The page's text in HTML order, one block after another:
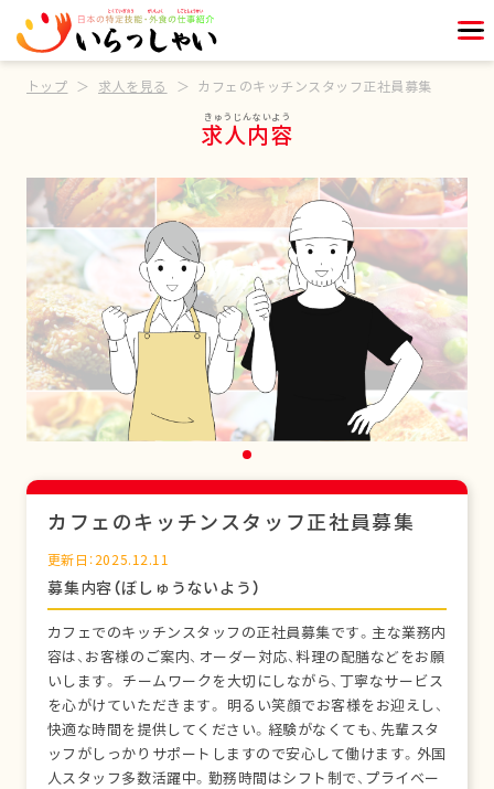
トップ 求人を見る カフェのキッチンスタッフ正社員募集
求人内容
カフェのキッチンスタッフ正社員募集
更新日：2025.12.11
募集内容（ぼしゅうないよう）
カフェでのキッチンスタッフの正社員募集です。主な業務内
容は、お客様のご案内、オーダー対応、料理の配膳などをお願
いします。 チームワークを大切にしながら、丁寧なサービス
を心がけていただきます。 明るい笑顔でお客様をお迎えし、
快適な時間を提供してください。経験がなくても、先輩スタ
ッフがしっかりサポートしますので安心して働けます。外国
人スタッフ多数活躍中。勤務時間はシフト制で、プライベー